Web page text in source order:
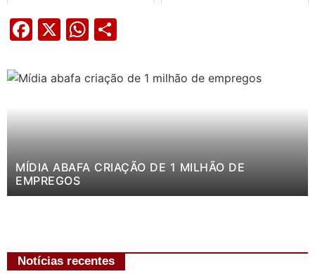
Facebook
X WhatsApp
MÍDIA ABAFA CRIAÇÃO DE 1 MILHÃO DE
EMPREGOS
Notícias recentes